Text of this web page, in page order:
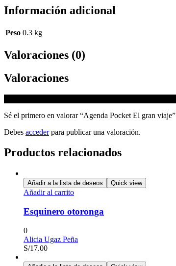
Información adicional
Peso 0.3 kg
Valoraciones (0)
Valoraciones
Sé el primero en valorar “Agenda Pocket El gran viaje”
Debes accederpara publicar una valoración.
Productos relacionados
Añadir a la lista de deseos Quick view
Añadir al carrito
Esquinero otoronga
0
Alicia Ugaz Peña
S/17.00